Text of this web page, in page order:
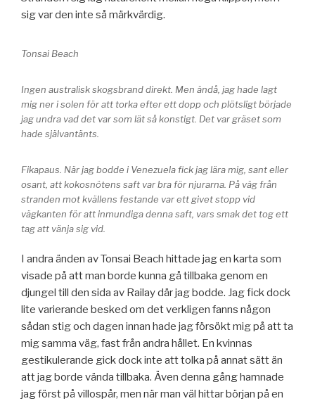
sig var den inte så märkvärdig.
Tonsai Beach
Ingen australisk skogsbrand direkt. Men ändå, jag hade lagt
mig ner i solen för att torka efter ett dopp och plötsligt började
jag undra vad det var som lät så konstigt. Det var gräset som
hade självantänts.
Fikapaus. När jag bodde i Venezuela fick jag lära mig, sant eller
osant, att kokosnötens saft var bra för njurarna. På väg från
stranden mot kvällens festande var ett givet stopp vid
vägkanten för att inmundiga denna saft, vars smak det tog ett
tag att vänja sig vid.
I andra änden av Tonsai Beach hittade jag en karta som
visade på att man borde kunna gå tillbaka genom en
djungel till den sida av Railay där jag bodde. Jag fick dock
lite varierande besked om det verkligen fanns någon
sådan stig och dagen innan hade jag försökt mig på att ta
mig samma väg, fast från andra hållet. En kvinnas
gestikulerande gick dock inte att tolka på annat sätt än
att jag borde vända tillbaka. Även denna gång hamnade
jag först på villospår, men när man väl hittar början på en